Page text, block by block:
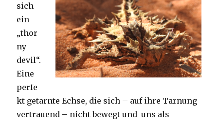
sich
ein
„thor
ny
devil“.
Eine
perfe
kt getarnte Echse, die sich – auf ihre Tarnung
vertrauend – nicht bewegt und uns als